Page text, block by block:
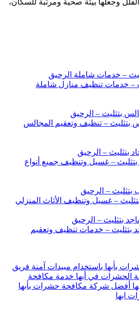
– خدمات تنظيف منازل شاملة
– تنظيف وتعقيم المجالس
– غسيل وتنظيف جميع أنواع
– غسيل وتنظيف الأثاث المنزلي
– خدمات تنظيف وتعقيم
ابها